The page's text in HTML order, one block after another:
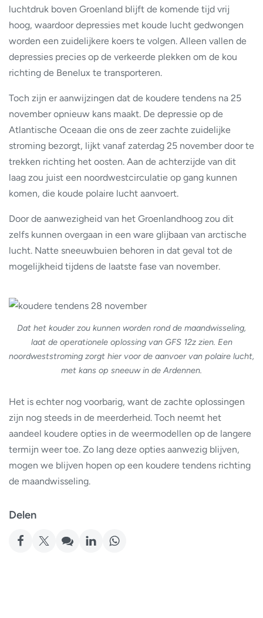
luchtdruk boven Groenland blijft de komende tijd vrij
hoog, waardoor depressies met koude lucht gedwongen
worden een zuidelijkere koers te volgen. Alleen vallen de
depressies precies op de verkeerde plekken om de kou
richting de Benelux te transporteren.
Toch zijn er aanwijzingen dat de koudere tendens na 25
november opnieuw kans maakt. De depressie op de
Atlantische Oceaan die ons de zeer zachte zuidelijke
stroming bezorgt, lijkt vanaf zaterdag 25 november door te
trekken richting het oosten. Aan de achterzijde van dit
laag zou juist een noordwestcirculatie op gang kunnen
komen, die koude polaire lucht aanvoert.
Door de aanwezigheid van het Groenlandhoog zou dit
zelfs kunnen overgaan in een ware glijbaan van arctische
lucht. Natte sneeuwbuien behoren in dat geval tot de
mogelijkheid tijdens de laatste fase van november.
Dat het kouder zou kunnen worden rond de maandwisseling,
laat de operationele oplossing van GFS 12z zien. Een
noordweststroming zorgt hier voor de aanvoer van polaire lucht,
met kans op sneeuw in de Ardennen.
Het is echter nog voorbarig, want de zachte oplossingen
zijn nog steeds in de meerderheid. Toch neemt het
aandeel koudere opties in de weermodellen op de langere
termijn weer toe. Zo lang deze opties aanwezig blijven,
mogen we blijven hopen op een koudere tendens richting
de maandwisseling.
Delen